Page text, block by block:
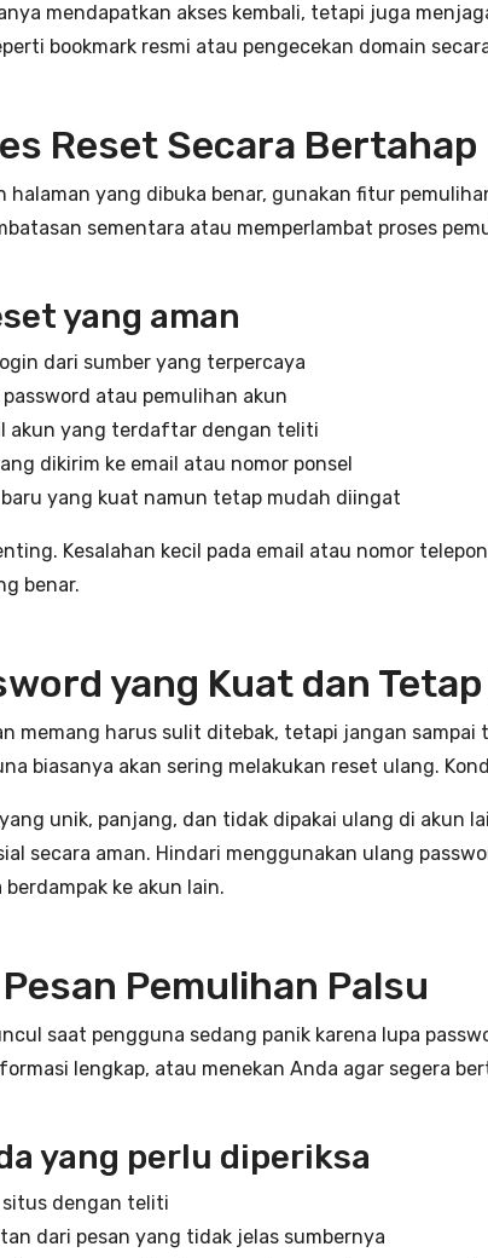
mendapatkan akses kembali, tetapi juga
bookmark resmi atau pengecekan domain
Reset Secara Bertahap
halaman yang dibuka benar, gunakan fitur
sementara atau memperlambat proses
yang aman
dari sumber yang terpercaya
atau pemulihan akun
akun yang terdaftar dengan teliti
dikirim ke email atau nomor ponsel
yang kuat namun tetap mudah diingat
Kesalahan kecil pada email atau nomor
benar.
yang Kuat dan
memang harus sulit ditebak, tetapi jangan
biasanya akan sering melakukan reset ulang.
unik, panjang, dan tidak dipakai ulang di akun
secara aman. Hindari menggunakan ulang
ke akun lain.
Pemulihan Palsu
saat pengguna sedang panik karena lupa
lengkap, atau menekan Anda agar segera
yang perlu diperiksa
situs dengan teliti
dari pesan yang tidak jelas sumbernya